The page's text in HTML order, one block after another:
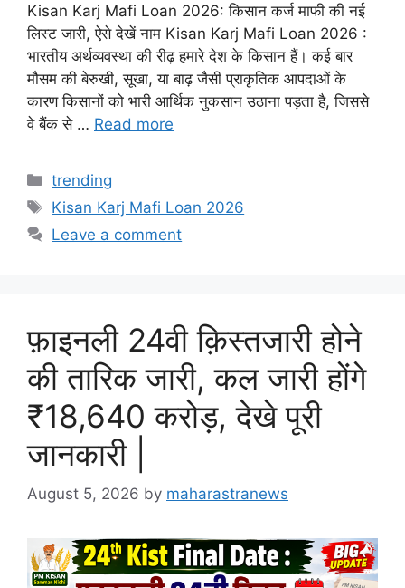
Kisan Karj Mafi Loan 2026: किसान कर्ज माफी की नई
लिस्ट जारी, ऐसे देखें नाम Kisan Karj Mafi Loan 2026 :
भारतीय अर्थव्यवस्था की रीढ़ हमारे देश के किसान हैं। कई बार
मौसम की बेरुखी, सूखा, या बाढ़ जैसी प्राकृतिक आपदाओं के
कारण किसानों को भारी आर्थिक नुकसान उठाना पड़ता है, जिससे
वे बैंक से … Read more
Categories
trending
Tags
Kisan Karj Mafi Loan 2026
Leave a comment
फ़ाइनली 24वी क़िस्तजारी होने
की तारिक जारी, कल जारी होंगे
₹18,640 करोड़, देखे पूरी
जानकारी |
August 5, 2026 by maharastranews